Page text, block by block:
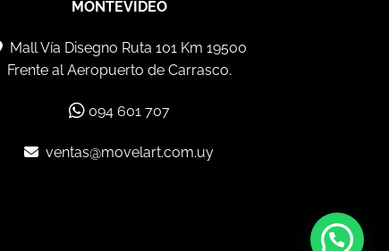
MONTEVIDEO
Mall Vía Disegno Ruta 101 Km 19500
Frente al Aeropuerto de Carrasco.
094 601 707
ventas@movelart.com.uy